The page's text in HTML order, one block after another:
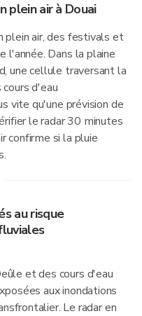
plein air à Douai
plein air, des festivals et
l'année. Dans la plaine
une cellule traversant la
d'eau
vite qu'une prévision de
le radar 30 minutes
confirme si la pluie
au risque
et des cours d'eau
aux inondations
Le radar en